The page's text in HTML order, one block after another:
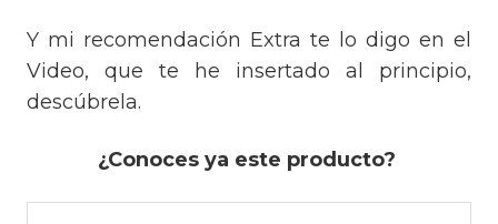
Y mi recomendación Extra te lo digo en el
Video, que te he insertado al principio,
descúbrela.
¿Conoces ya este producto?